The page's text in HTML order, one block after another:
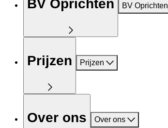
BV Oprichten BV Oprichten
Prijzen Prijzen
Over ons Over ons